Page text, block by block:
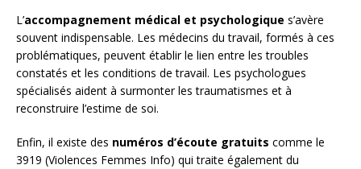
L’accompagnement médical et psychologique s’avère
souvent indispensable. Les médecins du travail, formés à ces
problématiques, peuvent établir le lien entre les troubles
constatés et les conditions de travail. Les psychologues
spécialisés aident à surmonter les traumatismes et à
reconstruire l’estime de soi.
Enfin, il existe des numéros d’écoute gratuits comme le
3919 (Violences Femmes Info) qui traite également du